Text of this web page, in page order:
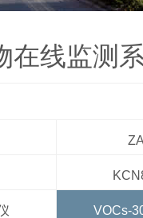
在线监测
VOCs-